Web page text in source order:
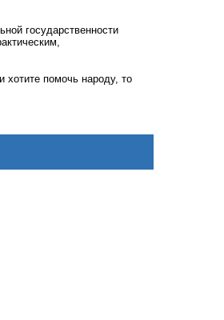
государственности
помочь народу, то